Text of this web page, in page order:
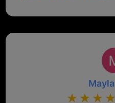
Sicuramente tornerò qui